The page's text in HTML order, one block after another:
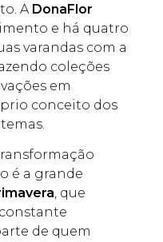
A DonaFlor
e há quatro
varandas com a
coleções
em
conceito dos
é a grande
, que
de quem